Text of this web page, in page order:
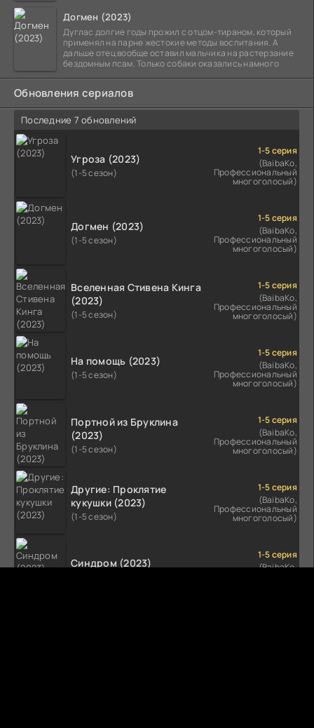
Догмен (2023)
Дуглас долгие годы прожил с отцом-тираном, который
применял на парне жестокие методы воспитания. А
дальше отец вообще оставил мальчика на растерзание
бездомным псам. Только собаки оказались намного
Обновления сериалов
Последние 7 обновлений
Угроза (2023)
(1-5 сезон)
1-5 серия
(BaibaKo,
Профессиональный
многоголосый)
Догмен (2023)
(1-5 сезон)
1-5 серия
(BaibaKo,
Профессиональный
многоголосый)
Вселенная Стивена Кинга
(2023)
(1-5 сезон)
1-5 серия
(BaibaKo,
Профессиональный
многоголосый)
На помощь (2023)
(1-5 сезон)
1-5 серия
(BaibaKo,
Профессиональный
многоголосый)
Портной из Бруклина
(2023)
(1-5 сезон)
1-5 серия
(BaibaKo,
Профессиональный
многоголосый)
Другие: Проклятие
кукушки (2023)
(1-5 сезон)
1-5 серия
(BaibaKo,
Профессиональный
многоголосый)
Синдром (2023)
1-5 серия
(BaibaKo,